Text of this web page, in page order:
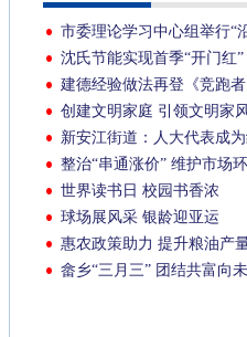
市委理论学习中心组举行“
学‘八八战略’”专题学习会
略”实施20周年系列活动启
沈氏节能实现首季“开门红
增长113%
建德经验做法再登《竞跑
创建文明家庭 引领文明家
新安江街道：人大代表成
攻坚的“助推手”
整治“串通涨价” 维护市场
世界读书日 校园书香浓
球场展风采 银龄迎亚运
惠农政策助力 提升粮油产
畲乡“三月三” 团结共富向